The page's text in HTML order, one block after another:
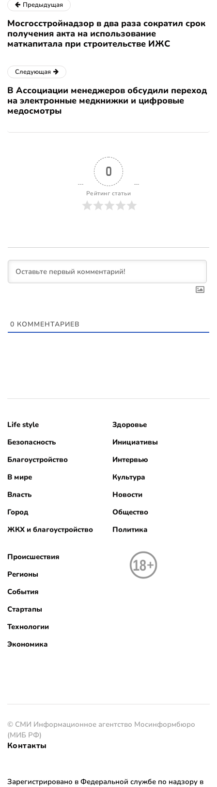
Предыдущая
Мосгосстройнадзор в два раза сократил срок
получения акта на использование
маткапитала при строительстве ИЖС
Следующая
В Ассоциации менеджеров обсудили переход
на электронные медкнижки и цифровые
медосмотры
0
Рейтинг статьи
0 КОММЕНТАРИЕВ
Life style
Безопасность
Благоустройство
В мире
Власть
Город
ЖКХ и благоустройство
Здоровье
Инициативы
Интервью
Культура
Новости
Общество
Политика
Происшествия
Регионы
События
Стартапы
Технологии
Экономика
© СМИ Информационное агентство Мосинформбюро
(МИБ РФ)
Контакты
Зарегистрировано в Федеральной службе по надзору в